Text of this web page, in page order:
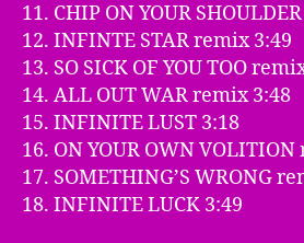
11. CHIP ON YOUR
12. INFINTE STAR remix 3:49
13. SO SICK OF YOU TOO
14. ALL OUT WAR remix 3:48
15. INFINITE LUST 3:18
16. ON YOUR OWN
17. SOMETHING’S WRONG
18. INFINITE LUCK 3:49